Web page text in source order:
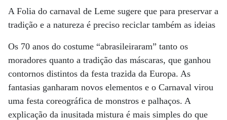
A Folia do carnaval de Leme sugere que para preservar a
tradição e a natureza é preciso reciclar também as ideias
Os 70 anos do costume “abrasileiraram” tanto os
moradores quanto a tradição das máscaras, que ganhou
contornos distintos da festa trazida da Europa. As
fantasias ganharam novos elementos e o Carnaval virou
uma festa coreográfica de monstros e palhaços. A
explicação da inusitada mistura é mais simples do que